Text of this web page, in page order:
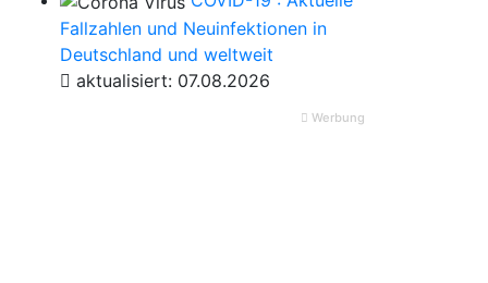
Fallzahlen und Neuinfektionen in
Deutschland und weltweit
aktualisiert: 07.08.2026
Werbung